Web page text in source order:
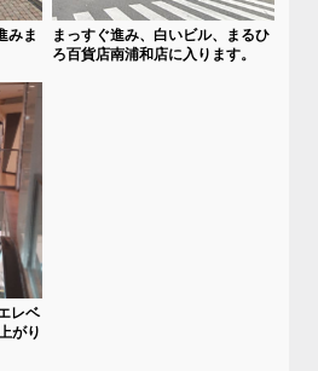
みま
まっすぐ進み、白いビル、まるひ
ろ百貨店南浦和店に入ります。
レベ
がり